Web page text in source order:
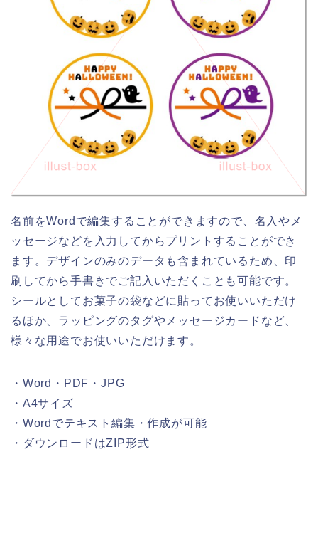
名前をWordで編集することができますので、名入やメ
ッセージなどを入力してからプリントすることができ
ます。デザインのみのデータも含まれているため、印
刷してから手書きでご記入いただくことも可能です。
シールとしてお菓子の袋などに貼ってお使いいただけ
るほか、ラッピングのタグやメッセージカードなど、
様々な用途でお使いいただけます。
・Word・PDF・JPG
・A4サイズ
・Wordでテキスト編集・作成が可能
・ダウンロードはZIP形式